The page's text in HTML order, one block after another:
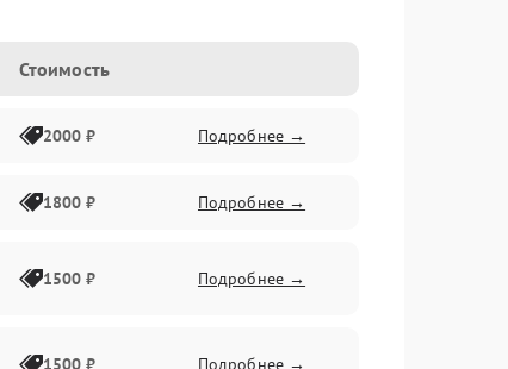
Стоимость
2000 ₽ Подробнее →
1800 ₽ Подробнее →
1500 ₽ Подробнее →
1500 ₽ Подробнее →